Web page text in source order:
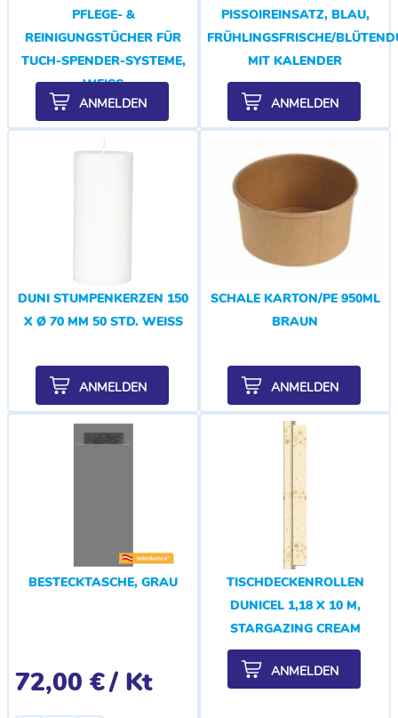
PFLEGE- &
REINIGUNGSTÜCHER FÜR
TUCH-SPENDER-SYSTEME,
WEISS
ANMELDEN
PISSOIREINSATZ, BLAU,
FRÜHLINGSFRISCHE/
MIT KALENDER
ANMELDEN
DUNI STUMPENKERZEN 150
X Ø 70 MM 50 STD. WEISS
ANMELDEN
SCHALE KARTON/PE 950ML
BRAUN
ANMELDEN
BESTECKTASCHE, GRAU
72,00 €/ Kt
TISCHDECKENROLLEN
DUNICEL 1,18 X 10 M,
STARGAZING CREAM
ANMELDEN